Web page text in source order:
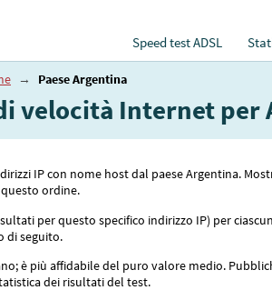
Speed test ADSL
→ Paese Argentina
velocità Internet per
IP con nome host dal paese Argentina.
ordine.
per questo specifico indirizzo IP) per
di seguito.
è più affidabile del puro valore medio.
dei risultati del test.